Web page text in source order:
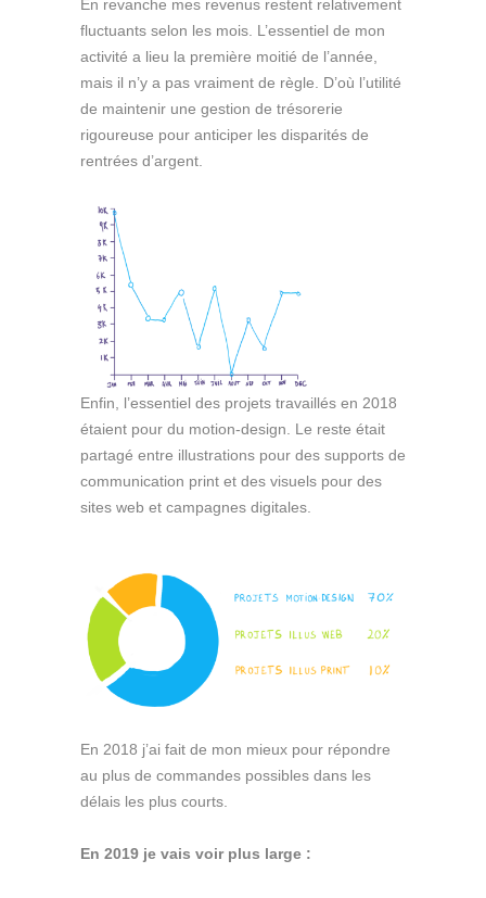
En revanche mes revenus restent relativement
fluctuants selon les mois. L’essentiel de mon
activité a lieu la première moitié de l’année,
mais il n’y a pas vraiment de règle. D’où l’utilité
de maintenir une gestion de trésorerie
rigoureuse pour anticiper les disparités de
rentrées d’argent.
Enfin, l’essentiel des projets travaillés en 2018
étaient pour du motion-design. Le reste était
partagé entre illustrations pour des supports de
communication print et des visuels pour des
sites web et campagnes digitales.
En 2018 j’ai fait de mon mieux pour répondre
au plus de commandes possibles dans les
délais les plus courts.
En 2019 je vais voir plus large :